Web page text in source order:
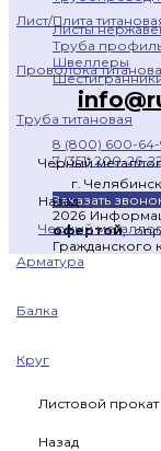
Лист/Плита
Проволока
Труба титановая
Черный
Назад
Черный
Арматура
Балка
Круг
Листовой прокат
Назад
Листы
Труба
Швеллеры
8 (800) 600-64-
7 (351) 200-26-
г.
Заказать
2026
офертой,
Гражданского